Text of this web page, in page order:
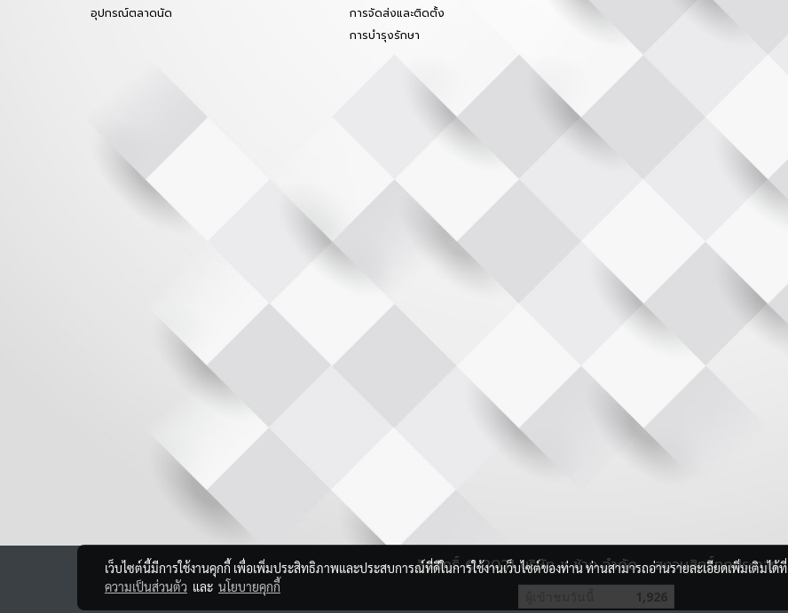
อุปกรณ์ตลาดนัด
การจัดส่งและติดตั้ง
การบำรุงรักษา
ลิขสิทธิ์ © 2021 บริษัท ช ช้าง จำกัด - สงวนสิทธิ์ทุกประการ
1,926
เว็บไซต์นี้มีการใช้งานคุกกี้ เพื่อเพิ่มประสิทธิภาพและประสบการณ์ที่ดีในการใช้งานเว็บไซต์ของท่าน ท่านสามารถอ่านรายละเอียดเพิ่มเติมได้ที่
ความเป็นส่วนตัว และ นโยบายคุกกี้